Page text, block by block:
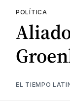
POLÍTICA
EL TIEMPO